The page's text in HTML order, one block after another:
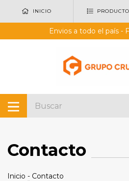
INICIO
Envios a todo el país -
Contacto
Inicio - Contacto